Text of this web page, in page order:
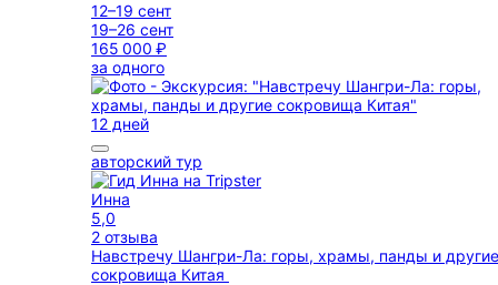
12–19 сент
19–26 сент
165 000 ₽
за одного
12 дней
авторский тур
Инна
5,0
2 отзыва
Навстречу Шангри-Ла: горы, храмы, панды и другие
сокровища Китая